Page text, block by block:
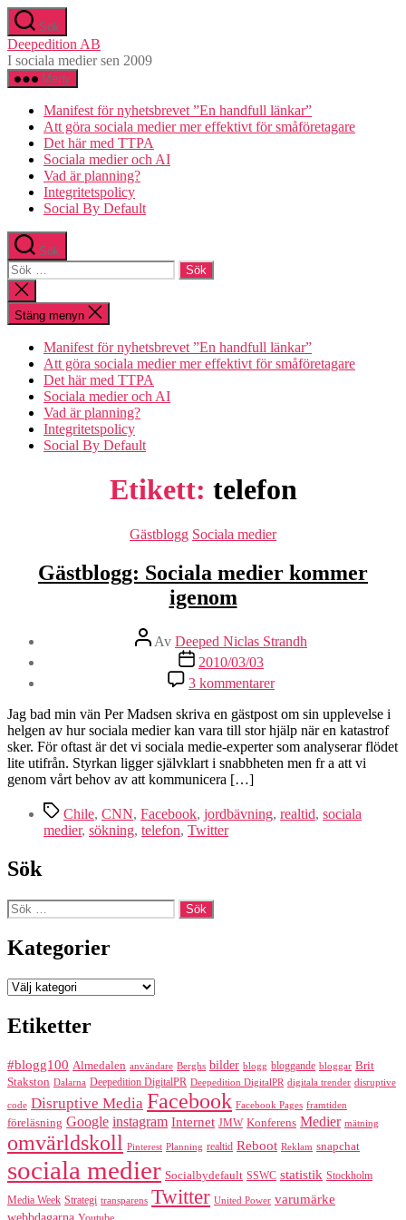
Hoppa
till
innehåll
Sök
Deepedition AB
I sociala medier sen 2009
Meny
Manifest för nyhetsbrevet ”En handfull länkar”
Att göra sociala medier mer effektivt för småföretagare
Det här med TTPA
Sociala medier och AI
Vad är planning?
Integritetspolicy
Social By Default
Sök
Sök
efter:
Stäng
sökningen
Stäng menyn
Manifest för nyhetsbrevet ”En handfull länkar”
Att göra sociala medier mer effektivt för småföretagare
Det här med TTPA
Sociala medier och AI
Vad är planning?
Integritetspolicy
Social By Default
Etikett: telefon
Kategorier
Gästblogg Sociala medier
Gästblogg: Sociala medier kommer
igenom
Inläggsförfattare
Av Deeped Niclas Strandh
Inläggsdatum
2010/03/03
3 kommentarertill
Gästblogg:
Sociala
medier
kommer
igenom
Jag bad min vän Per Madsen skriva en gästpost om sin upplevelse i
helgen av hur sociala medier kan vara till stor hjälp när en katastrof
sker. För oftast är det vi sociala medie-experter som analyserar flödet
lite utifrån. Styrkan ligger självklart i snabbheten men fr a att vi
genom vårt behov av att kommunicera […]
Etiketter
Chile, CNN, Facebook, jordbävning, realtid, sociala
medier, sökning, telefon, Twitter
Sök
Sök
efter:
Kategorier
Kategorier
Etiketter
#blogg100 Almedalen användare Berghs bilder blogg bloggande bloggar Brit
Stakston Dalarna Deepedition DigitalPR Deepedition DigitalPR digitala trender disruptive
code Disruptive Media Facebook Facebook Pages framtiden
föreläsning Google instagram Internet JMW Konferens Medier mätning
omvärldskoll Pinterest Planning realtid Reboot Reklam snapchat
sociala medier Socialbydefault SSWC statistik Stockholm
Media Week Strategi transparens Twitter United Power varumärke